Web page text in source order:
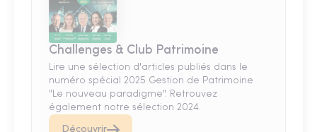
Challenges & Club Patrimoine
Lire une sélection d'articles publiés dans le
numéro spécial 2025 Gestion de Patrimoine
"Le nouveau paradigme". Retrouvez
également notre sélection 2024.
Découvrir